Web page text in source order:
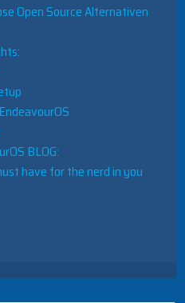
Open Source Alternativen
BLOG:
have for the nerd in you